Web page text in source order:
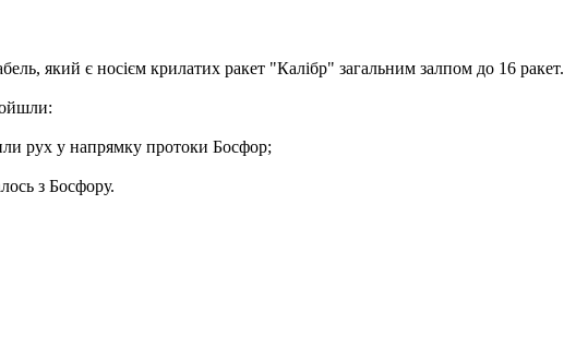
який є носієм крилатих ракет "Калібр" загальним залпом до 16 ракет.
рух у напрямку протоки Босфор;
з Босфору.